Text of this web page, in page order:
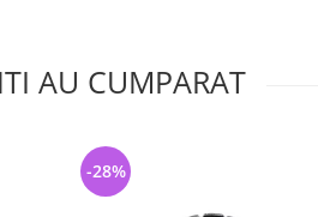
AU CUMPARAT
-28%